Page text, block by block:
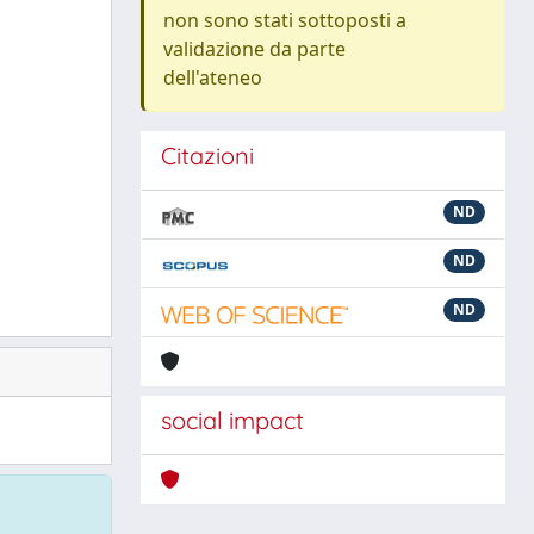
non sono stati sottoposti a
validazione da parte
dell'ateneo
Citazioni
ND
ND
ND
social impact